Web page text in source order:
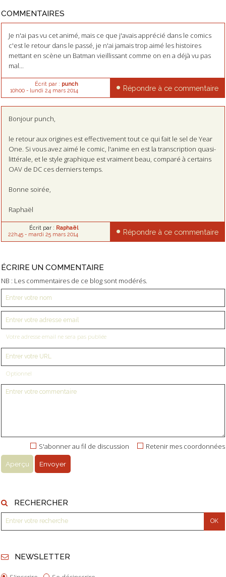
COMMENTAIRES
Je n'ai pas vu cet animé, mais ce que j'avais apprécié dans le comics
c'est le retour dans le passé, je n'ai jamais trop aimé les histoires
mettant en scène un Batman vieillissant comme on en a déjà vu pas
mal...
Écrit par : punch
10h00- lundi 24 mars 2014 Répondre à ce commentaire
Bonjour punch,
le retour aux origines est effectivement tout ce qui fait le sel de Year
One. Si vous avez aimé le comic, l'anime en est la transcription quasi-
littérale, et le style graphique est vraiment beau, comparé à certains
OAV de DC ces derniers temps.
Bonne soirée,
Raphaël
Écrit par : Raphaël
22h45- mardi 25 mars 2014 Répondre à ce commentaire
ÉCRIRE UN COMMENTAIRE
NB : Les commentaires de ce blog sont modérés.
Votre adresse email ne sera pas publiée
Optionnel
Retenir mes coordonnées
S'abonner au fil de discussion
RECHERCHER
NEWSLETTER